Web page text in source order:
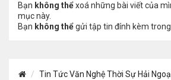
Bạn không thểxoá những bài viết của
mục này.
Bạn không thểgửi tập tin đính kèm
Tin Tức Văn Nghệ Thời Sự Hải